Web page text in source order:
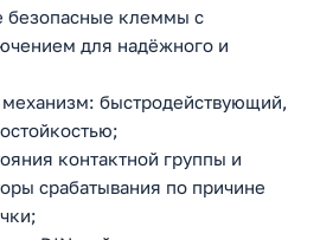
клеммы с
для надёжного и
быстродействующий,
контактной группы и
срабатывания по причине